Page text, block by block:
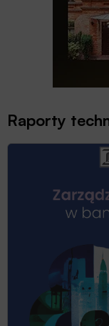
Raporty